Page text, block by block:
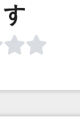
す